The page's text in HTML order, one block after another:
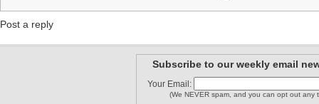
Post a reply
Subscribe to our weekly email
Your Email:
(We NEVER spam, and you can opt out any